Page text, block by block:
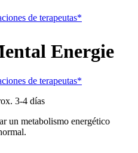
de terapeutas*
Energie
de terapeutas*
3-4 días
un metabolismo energético